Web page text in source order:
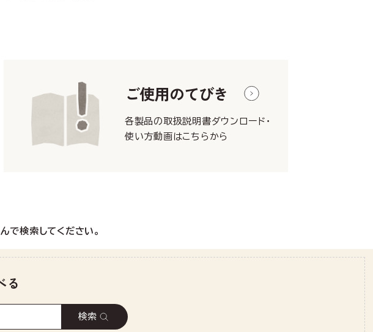
ご使用のてびき
各製品の取扱説明書ダウンロード・
使い方動画はこちらから
で検索してください。
る
検索